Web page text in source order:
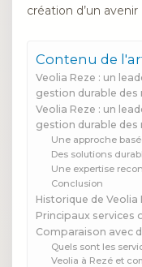
création d’un avenir
Contenu de
Veolia Reze : un
gestion durable des
Veolia Reze : un
gestion durable des
Une approche
Des solutions
Une expertise
Conclusion
Historique de Veolia
Principaux services
Comparaison avec
Quels sont les
Veolia à Rezé et